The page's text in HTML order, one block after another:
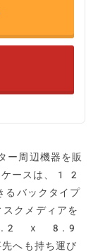
ー周辺機器を販
ケースは、12
るバックタイプ
クメディアを
15.2 x 8.9
へも持ち運び